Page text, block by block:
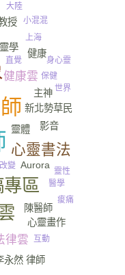
區
心靈書法
健康雲
律雲
靈體
授
新北勢草民
靈學
心靈畫作
主神
永然 律師
影音
Aurora
健康
陳醫師
保健
上海
醫學
世界
互動
大陸
直覺 身心靈
改變
靈性
痠痛
小混混